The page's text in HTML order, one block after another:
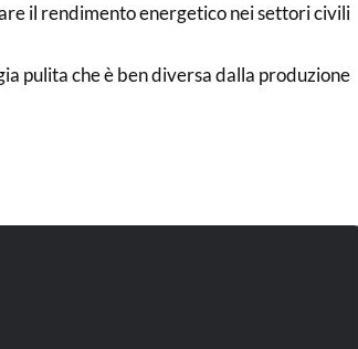
il rendimento energetico nei settori civili
pulita che è ben diversa dalla produzione